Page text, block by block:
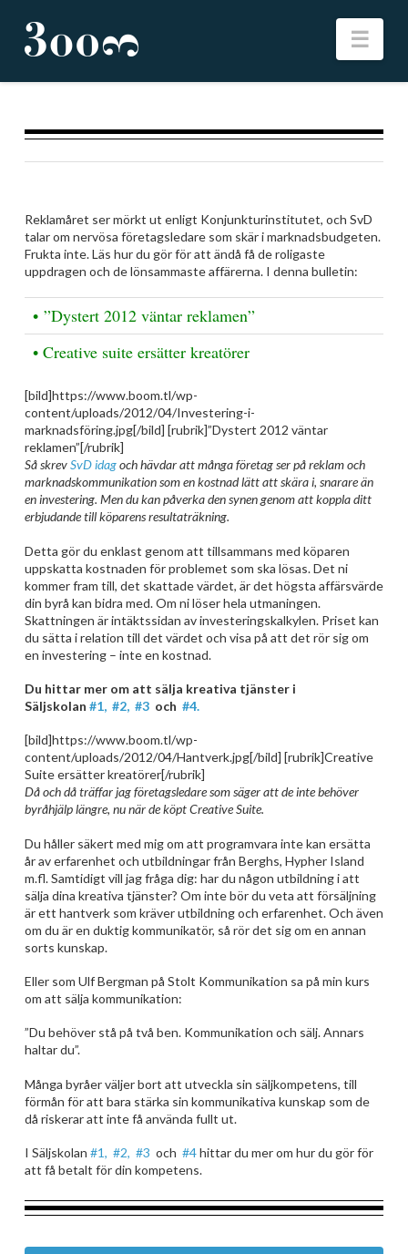
Reklamåret ser mörkt ut enligt Konjunkturinstitutet, och SvD
talar om nervösa företagsledare som skär i marknadsbudgeten.
Frukta inte. Läs hur du gör för att ändå få de roligaste
uppdragen och de lönsammaste affärerna. I denna bulletin:
• ”Dystert 2012 väntar reklamen”
• Creative suite ersätter kreatörer
[bild]https://www.boom.tl/wp-
content/uploads/2012/04/Investering-i-
marknadsföring.jpg[/bild] [rubrik]”Dystert 2012 väntar
reklamen”[/rubrik]
Så skrevSvD idagoch hävdar att många företag ser på reklam och
marknadskommunikation som en kostnadlätt att skära i, snarare än
en investering. Men du kan påverka den synen genom att koppla ditt
erbjudande till köparens resultaträkning.
Detta gör du enklast genom att tillsammans med köparen
uppskatta kostnaden för problemet som ska lösas. Det ni
kommer fram till, det skattade värdet, är det högsta affärsvärde
din byrå kan bidra med. Om ni löser hela utmaningen.
Skattningen är intäktssidan av investeringskalkylen. Priset kan
du sätta i relation till det värdet och visa på att det rör sig om
en investering – inte en kostnad.
Du hittar mer om att sälja kreativa tjänster i
Säljskolan #1, #2, #3och #4.
[bild]https://www.boom.tl/wp-
content/uploads/2012/04/Hantverk.jpg[/bild] [rubrik]Creative
Suite ersätter kreatörer[/rubrik]
Då och då träffar jag företagsledare som säger att de inte behöver
byråhjälp längre, nu när de köpt Creative Suite.
Du håller säkert med mig om att programvara inte kan ersätta
år av erfarenhet och utbildningar från Berghs, Hypher Island
m.fl. Samtidigt vill jag fråga dig: har du någon utbildning i att
sälja dina kreativa tjänster? Om inte bör du veta att försäljning
är ett hantverk som kräver utbildning och erfarenhet. Och även
om du är en duktig kommunikatör, så rör det sig om en annan
sorts kunskap.
Eller som Ulf Bergman på Stolt Kommunikation sa på min kurs
om att sälja kommunikation:
”Du behöver stå på två ben. Kommunikation och sälj. Annars
haltar du”.
Många byråer väljer bort att utveckla sin säljkompetens, till
förmån för att bara stärka sin kommunikativa kunskap som de
då riskerar att inte få använda fullt ut.
I Säljskolan #1, #2, #3 och #4hittar du mer om hur du gör för
att få betalt för din kompetens.